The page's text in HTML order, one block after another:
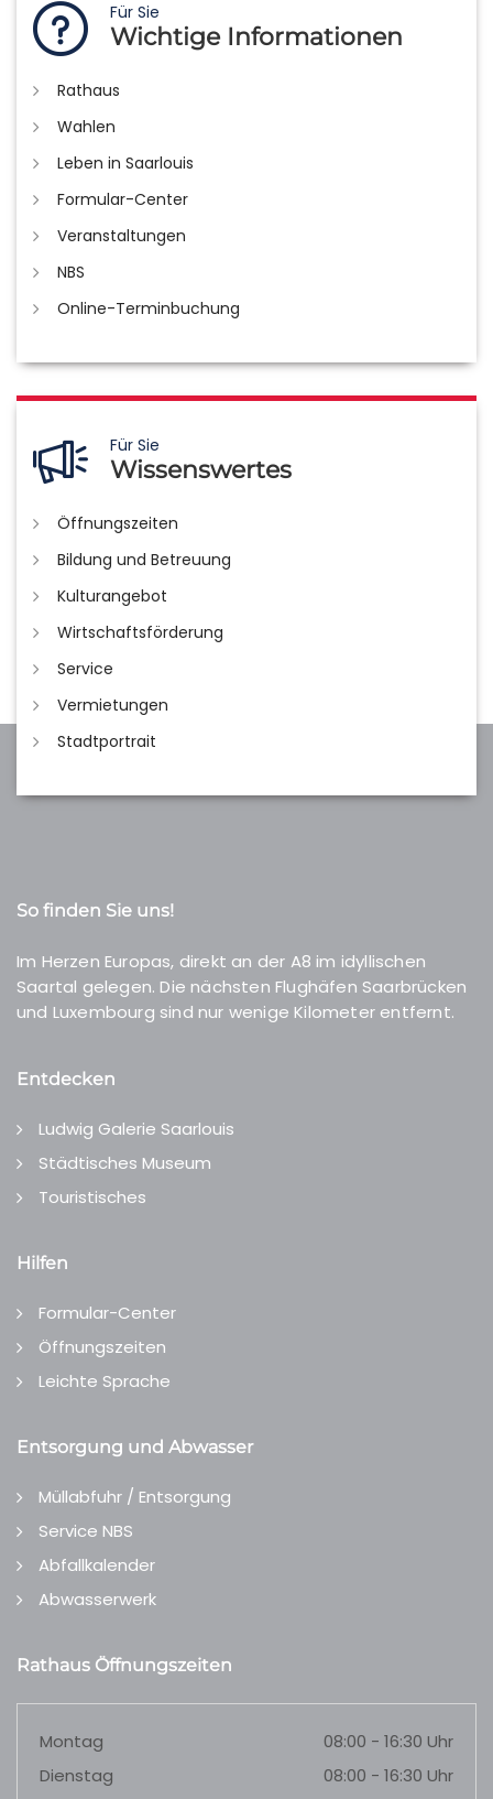
Für Sie
Wichtige Informationen
Rathaus
Wahlen
Leben in Saarlouis
Formular-Center
Veranstaltungen
NBS
Online-Terminbuchung
Für Sie
Wissenswertes
Öffnungszeiten
Bildung und Betreuung
Kulturangebot
Wirtschaftsförderung
Service
Vermietungen
Stadtportrait
So finden Sie uns!
Im Herzen Europas, direkt an der A8 im idyllischen
Saartal gelegen. Die nächsten Flughäfen Saarbrücken
und Luxembourg sind nur wenige Kilometer entfernt.
Entdecken
Ludwig Galerie Saarlouis
Städtisches Museum
Touristisches
Hilfen
Formular-Center
Öffnungszeiten
Leichte Sprache
Entsorgung und Abwasser
Müllabfuhr / Entsorgung
Service NBS
Abfallkalender
Abwasserwerk
Rathaus Öffnungszeiten
Montag
08:00 - 16:30 Uhr
Dienstag
08:00 - 16:30 Uhr